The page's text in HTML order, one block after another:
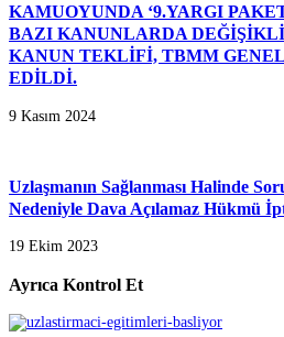
KAMUOYUNDA ‘9.YARGI
BAZI KANUNLARDA
KANUN TEKLİFİ, TBMM
EDİLDİ.
9 Kasım 2024
Uzlaşmanın Sağlanması Halinde
Nedeniyle Dava Açılamaz Hükmü
19 Ekim 2023
Ayrıca Kontrol Et